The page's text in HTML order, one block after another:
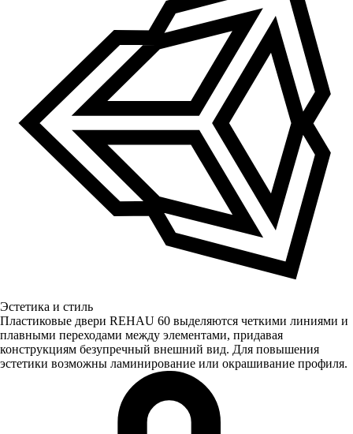
Эстетика и стиль
Пластиковые двери REHAU 60 выделяются четкими линиями и
плавными переходами между элементами, придавая
конструкциям безупречный внешний вид. Для повышения
эстетики возможны ламинирование или окрашивание профиля.